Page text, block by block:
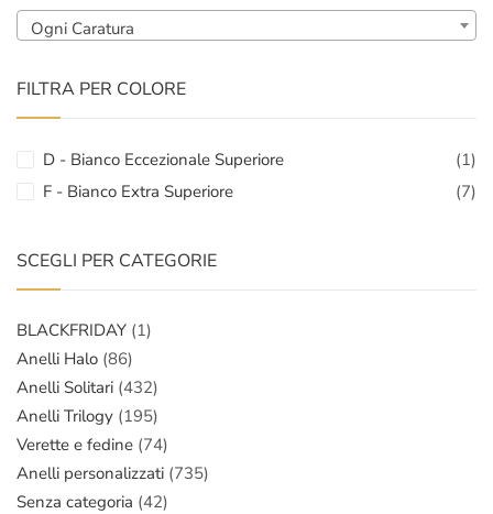
Ogni Caratura
FILTRA PER COLORE
D - Bianco Eccezionale Superiore
(1)
F - Bianco Extra Superiore
(7)
SCEGLI PER CATEGORIE
BLACKFRIDAY (1)
Anelli Halo (86)
Anelli Solitari (432)
Anelli Trilogy (195)
Verette e fedine (74)
Anelli personalizzati (735)
Senza categoria (42)